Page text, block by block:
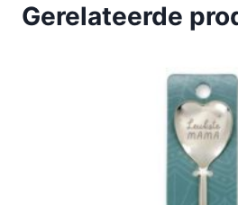
Gerelateerde